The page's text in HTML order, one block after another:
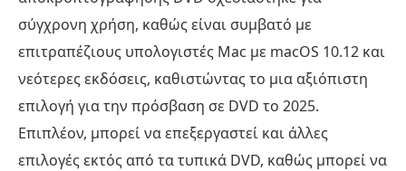
σύγχρονη χρήση, καθώς είναι συμβατό με
επιτραπέζιους υπολογιστές Mac με macOS 10.12 και
νεότερες εκδόσεις, καθιστώντας το μια αξιόπιστη
επιλογή για την πρόσβαση σε DVD το 2025.
Επιπλέον, μπορεί να επεξεργαστεί και άλλες
επιλογές εκτός από τα τυπικά DVD, καθώς μπορεί να